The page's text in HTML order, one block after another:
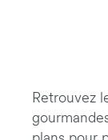
Retrouvez